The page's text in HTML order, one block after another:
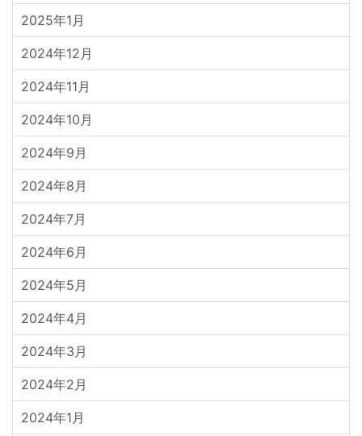
2025年1月
2024年12月
2024年11月
2024年10月
2024年9月
2024年8月
2024年7月
2024年6月
2024年5月
2024年4月
2024年3月
2024年2月
2024年1月